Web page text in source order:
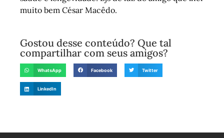
muito bem César Macêdo.
Gostou desse conteúdo? Que tal
compartilhar com seus amigos?
WhatsApp Facebook Twitter
LinkedIn